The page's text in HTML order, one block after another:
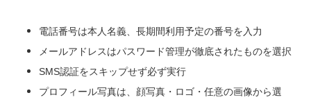
電話番号は本人名義、長期間利用予定の番号を入力
メールアドレスはパスワード管理が徹底されたものを選択
SMS認証をスキップせず必ず実行
プロフィール写真は、顔写真・ロゴ・任意の画像から選